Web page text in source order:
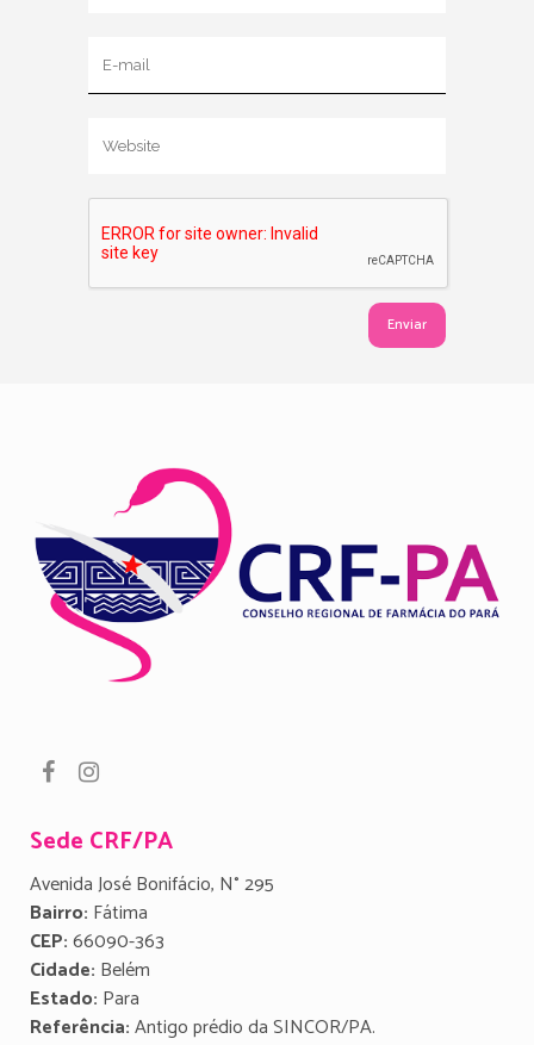
Sede CRF/PA
Avenida José Bonifácio, N° 295
Bairro: Fátima
CEP:66090-363
Cidade: Belém
Estado: Para
Referência:Antigo prédio da SINCOR/PA.